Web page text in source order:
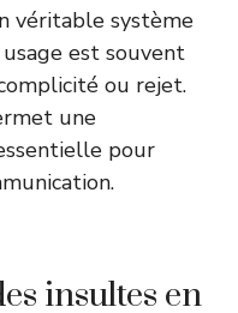
véritable système
est souvent
ou rejet.
une
pour
insultes en